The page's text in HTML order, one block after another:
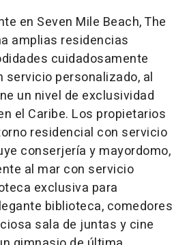
en Seven Mile Beach, The
amplias residencias
cuidadosamente
servicio personalizado, al
un nivel de exclusividad
el Caribe. Los propietarios
residencial con servicio
conserjería y mayordomo,
al mar con servicio
exclusiva para
biblioteca, comedores
sala de juntas y cine